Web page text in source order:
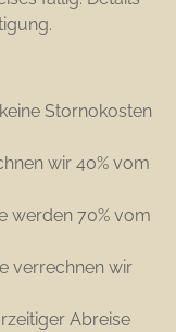
Stornokosten
wir 40% vom
werden 70% vom
verrechnen wir
Abreise